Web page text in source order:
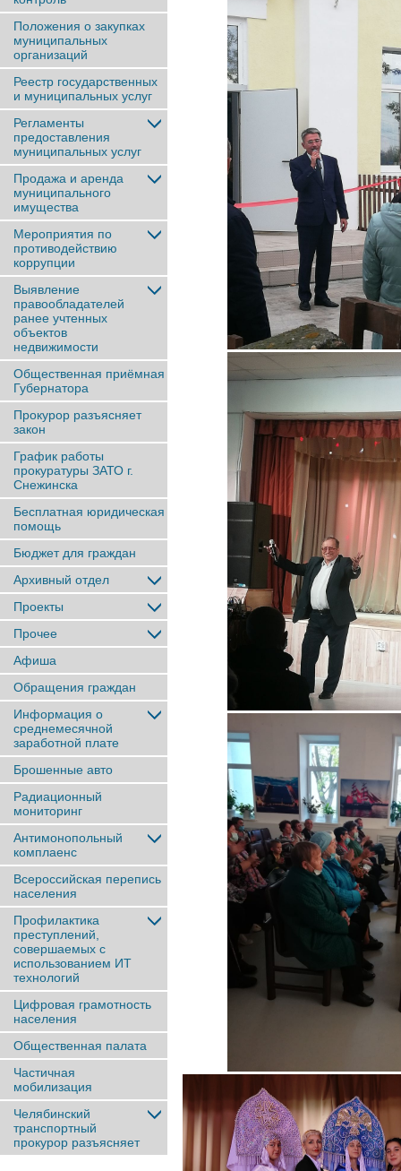
Положения о закупках
муниципальных
организаций
Реестр государственных
и муниципальных услуг
Регламенты
предоставления
муниципальных услуг
Продажа и аренда
муниципального
имущества
Мероприятия по
противодействию
коррупции
Выявление
правообладателей
ранее учтенныx
объектов
недвижимости
Общественная приёмная
Губернатора
Прокурор разъясняет
закон
График работы
прокуратуры ЗАТО г.
Снежинска
Бесплатная юридическая
помощь
Бюджет для граждан
Архивный отдел
Проекты
Прочее
Афиша
Обращения граждан
Информация о
среднемесячной
заработной плате
Брошенные авто
Радиационный
мониторинг
Антимонопольный
комплаенс
Всероссийская перепись
населения
Профилактика
преступлений,
совершаемых с
использованием ИТ
технологий
Цифровая грамотность
населения
Общественная палата
Частичная
мобилизация
Челябинский
транспортный
прокурор разъясняет